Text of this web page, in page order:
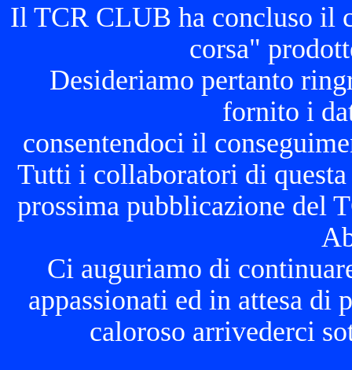
Il TCR CLUB ha concluso il
corsa"
Desideriamo pertanto
fornito i
consentendoci il
Tutti i collaboratori di
prossima pubblicazione del
Ci auguriamo di
appassionati ed in attesa
caloroso arrivederci